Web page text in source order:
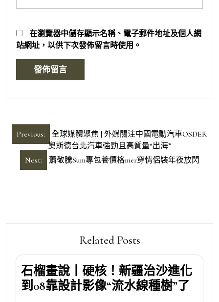
在瀏覽器中儲存顯示名稱、電子郵件地址及個人網
站網址，以供下次發佈留言時使用。
文
章
Previous:
全球媒體聚焦 | 外媒關注中國電動汽車OSDER
奧斯德台北汽車強勁且高質量“出海”
Next:
蕭敬騰Sum專包養價格mer穿情侶裝年夜放閃
Related Posts
石榴畫說丨硬核！新疆治沙進化
到08靠設計影像“流水線種樹”了